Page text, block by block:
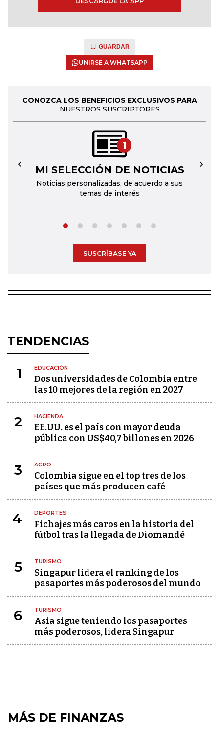
GUARDAR
UNIRSE A WHATSAPP
CONOZCA LOS BENEFICIOS EXCLUSIVOS PARA
NUESTROS SUSCRIPTORES
1
MI SELECCIÓN DE NOTICIAS
Noticias personalizadas, de acuerdo a sus
temas de interés
← →
SUSCRÍBASE YA
TENDENCIAS
1 EDUCACIÓN
Dos universidades de Colombia entre
las 10 mejores de la región en 2027
2 HACIENDA
EE.UU. es el país con mayor deuda
pública con US$40,7 billones en 2026
3 AGRO
Colombia sigue en el top tres de los
países que más producen café
4 DEPORTES
Fichajes más caros en la historia del
fútbol tras la llegada de Diomandé
5 TURISMO
Singapur lidera el ranking de los
pasaportes más poderosos del mundo
6 TURISMO
Asia sigue teniendo los pasaportes
más poderosos, lidera Singapur
MÁS DE FINANZAS